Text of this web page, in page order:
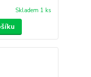
Skladem 1 ks